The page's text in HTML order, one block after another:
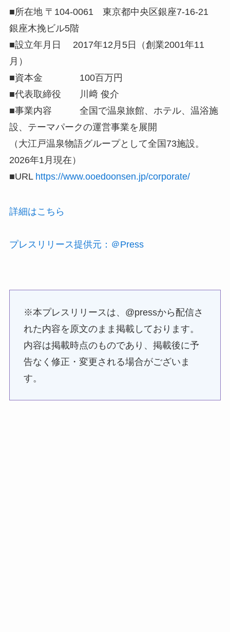
■所在地 〒104-0061 東京都中央区銀座7-16-21
銀座木挽ビル5階
■設立年月日 2017年12月5日（創業2001年11
月）
■資本金 100百万円
■代表取締役 川﨑 俊介
■事業内容 全国で温泉旅館、ホテル、温浴施
設、テーマパークの運営事業を展開
（大江戸温泉物語グループとして全国73施設。
2026年1月現在）
■URL https://www.ooedoonsen.jp/corporate/
詳細はこちら
プレスリリース提供元：＠Press
※本プレスリリースは、@pressから配信さ
れた内容を原文のまま掲載しております。
内容は掲載時点のものであり、掲載後に予
告なく修正・変更される場合がございま
す。